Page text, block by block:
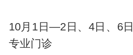
10月1日—2日、4日、6
专业门诊